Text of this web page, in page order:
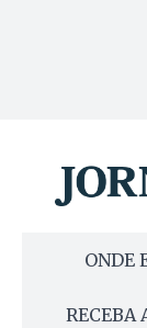
ONDE
RECEBA